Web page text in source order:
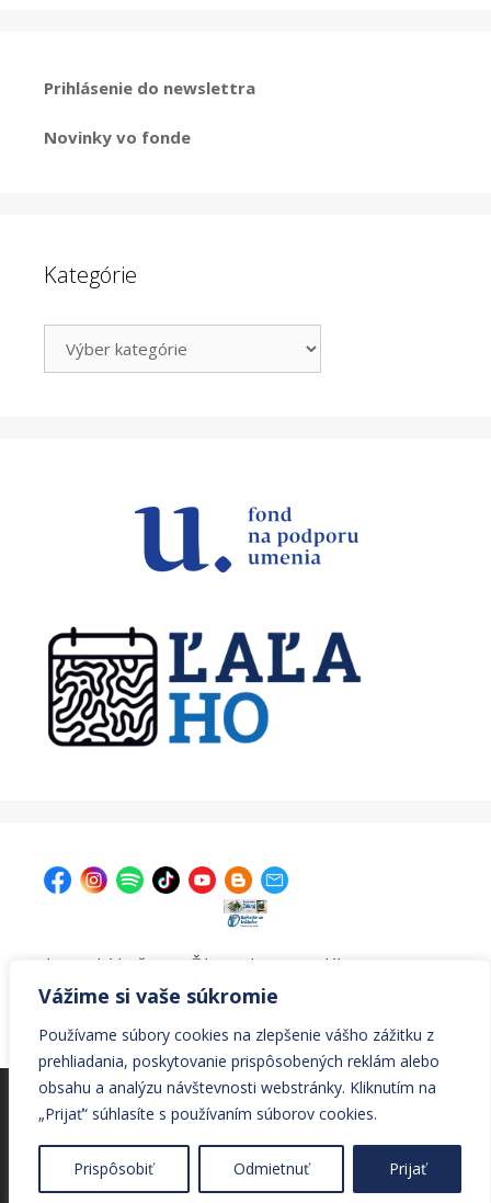
Vážime si vaše súkromie
Používame súbory cookies na zlepšenie vášho zážitku z
prehliadania, poskytovanie prispôsobených reklám alebo
obsahu a analýzu návštevnosti webstránky. Kliknutím na
„Prijať“ súhlasíte s používaním súborov cookies.
Prispôsobiť Odmietnuť Prijať
Prihlásenie do newslettra
Novinky vo fonde
Kategórie
| Krajská knižnica v Žiline, Ul. A. Bernoláka 47, 011 77
Žilina | kniznica@krajskakniznicazilina.sk
041/7233090 |
© Všetky práva vyhradené Krajská knižnica v Žiline
© 2026 Krajská knižnica v Žiline• Vytvorené s
GeneratePress